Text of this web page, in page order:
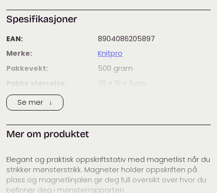
Spesifikasjoner
EAN:
8904086205897
Merke:
Knitpro
Pakkevekt:
500 gram
Pakke størrelse:
28 × 19 × 3 cm
Kategorier:
Se mer ↓
Mer om produktet
Elegant og praktisk oppskriftstativ med magnetlist når du
strikker mønsterstrikk. Magneter holder oppskriften på
plass og magnetlinjalen gir deg full oversikt over hvor du
befinner deg i mønsterrapporten.